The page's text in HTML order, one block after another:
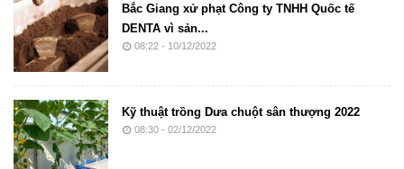
Bắc Giang xử phạt Công ty TNHH Quốc tế
DENTA vì sản...
08:22 - 10/12/2022
Kỹ thuật trồng Dưa chuột sân thượng 2022
08:30 - 02/12/2022